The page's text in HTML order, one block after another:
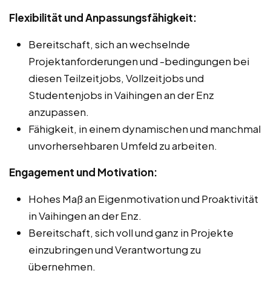
Flexibilität und Anpassungsfähigkeit:
Bereitschaft, sich an wechselnde
Projektanforderungen und -bedingungen bei
diesen Teilzeitjobs, Vollzeitjobs und
Studentenjobs in Vaihingen an der Enz
anzupassen.
Fähigkeit, in einem dynamischen und manchmal
unvorhersehbaren Umfeld zu arbeiten.
Engagement und Motivation:
Hohes Maß an Eigenmotivation und Proaktivität
in Vaihingen an der Enz.
Bereitschaft, sich voll und ganz in Projekte
einzubringen und Verantwortung zu
übernehmen.